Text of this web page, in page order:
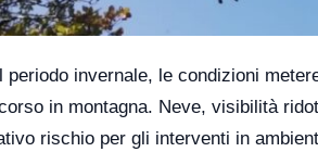
periodo invernale, le condizioni
in montagna. Neve, visibilità
rischio per gli interventi in